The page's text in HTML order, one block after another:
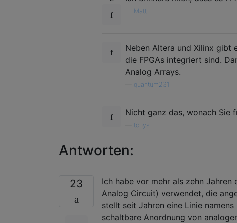
Matt
Neben Altera und Xilinx gibt
die FPGAs integriert sind.
Analog Arrays.
quantum231
Nicht ganz das, wonach Sie
tonys
Antworten:
23
Ich habe vor mehr als zehn Jahren
Analog Circuit) verwendet, die
stellt seit Jahren eine Linie
schaltbare Anordnung von